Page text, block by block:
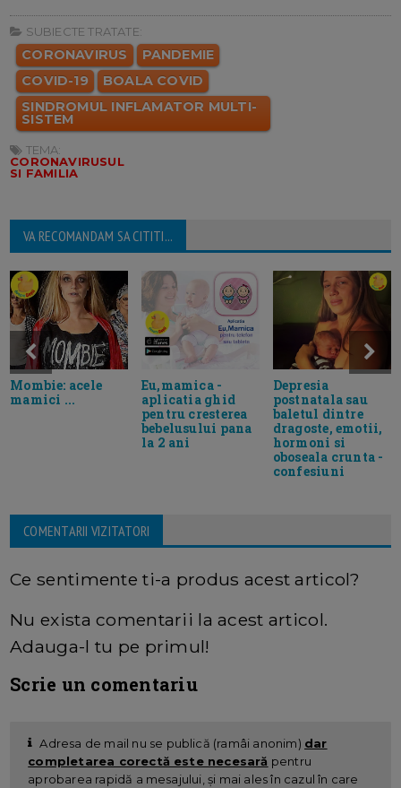
SUBIECTE TRATATE:
CORONAVIRUS
PANDEMIE
COVID-19
BOALA COVID
SINDROMUL INFLAMATOR MULTI-
SISTEM
TEMA:
CORONAVIRUSUL
SI FAMILIA
VA RECOMANDAM SA CITITI...
Mombie: acele
mamici ...
Eu,mamica -
aplicatia ghid
pentru cresterea
bebelusului pana
la 2 ani
Depresia
postnatala sau
baletul dintre
dragoste, emotii,
hormoni si
oboseala crunta -
confesiuni
COMENTARII VIZITATORI
Ce sentimente ti-a produs acest articol?
Nu exista comentarii la acest articol.
Adauga-l tu pe primul!
Scrie un comentariu
Adresa de mail nu se publică (ramâi anonim) dar
completarea corectă este necesară pentru
aprobarea rapidă a mesajului, și mai ales în cazul în care